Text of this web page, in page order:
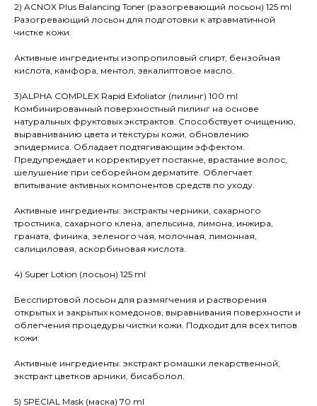
2) ACNOX Plus Balancing Toner (разогревающий лосьон) 125 ml
Разогревающий лосьон для подготовки к атравматичной
чистке кожи.
Активные ингредиенты:изопропиловый спирт, бензойная
кислота, камфора, ментол, эвкалиптовое масло.
3)ALPHA COMPLEX Rapid Exfoliator (пилинг) 100 ml
Комбинированный поверхностный пилинг на основе
натуральных фруктовых экстрактов. Способствует очищению,
выравниванию цвета и текстуры кожи, обновлению
эпидермиса. Обладает подтягивающим эффектом.
Предупреждает и корректирует постакне, врастание волос,
шелушение при себорейном дерматите. Облегчает
впитывание активных компонентов средств по уходу.
Активные ингредиенты: экстракты черники, сахарного
тростника, сахарного клена, апельсина, лимона, инжира,
граната, финика, зеленого чая, молочная, лимонная,
салициловая, аскорбиновая кислота.
4) Super Lotion (лосьон) 125 ml
Бесспиртовой лосьон для размягчения и растворения
открытых и закрытых комедонов, выравнивания поверхности и
облегчения процедуры чистки кожи. Подходит для всех типов
кожи.
Активные ингредиенты: экстракт ромашки лекарственной,
экстракт цветков арники, бисаболол.
5) SPECIAL Mask (маска) 70 ml